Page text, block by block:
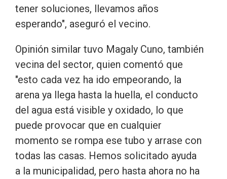
tener soluciones, llevamos años
esperando", aseguró el vecino.
Opinión similar tuvo Magaly Cuno, también
vecina del sector, quien comentó que
"esto cada vez ha ido empeorando, la
arena ya llega hasta la huella, el conducto
del agua está visible y oxidado, lo que
puede provocar que en cualquier
momento se rompa ese tubo y arrase con
todas las casas. Hemos solicitado ayuda
a la municipalidad, pero hasta ahora no ha